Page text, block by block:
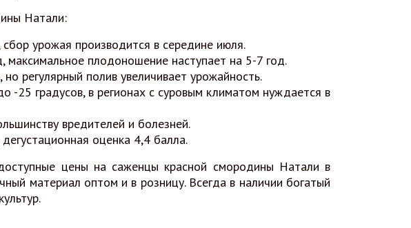
Натали:
урожая производится в середине июля.
плодоношение наступает на 5-7 год.
регулярный полив увеличивает урожайность.
-25 градусов, в регионах с суровым климатом нуждается в
вредителей и болезней.
оценка 4,4 балла.
цены на саженцы красной смородины Натали в
материал оптом и в розницу. Всегда в наличии богатый